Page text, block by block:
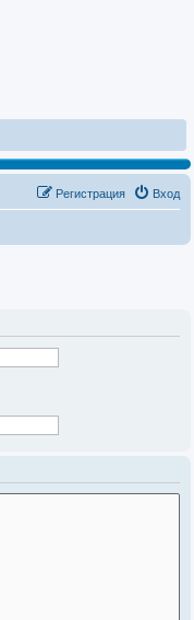
Вход
Регистрация